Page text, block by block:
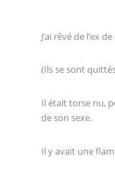
J’ai rêvé de l’ex
(Ils se sont
Il était torse nu,
de son sexe.
Il y avait une